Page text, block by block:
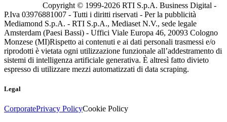
Copyright © 1999-2026 RTI S.p.A. Business Digital -
P.Iva 03976881007 - Tutti i diritti riservati - Per la pubblicità
Mediamond S.p.A. - RTI S.p.A., Mediaset N.V., sede legale
Amsterdam (Paesi Bassi) - Uffici Viale Europa 46, 20093 Cologno
Monzese (MI)Rispetto ai contenuti e ai dati personali trasmessi e/o
riprodotti è vietata ogni utilizzazione funzionale all’addestramento di
sistemi di intelligenza artificiale generativa. È altresì fatto divieto
espresso di utilizzare mezzi automatizzati di data scraping.
Legal
CorporatePrivacy PolicyCookie Policy